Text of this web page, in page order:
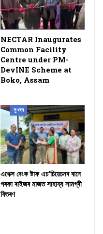
NECTAR Inaugurates
Common Facility
Centre under PM-
DevINE Scheme at
Boko, Assam
সুখবৰ
​এপেক্স বেংক ষ্টাফ এচ’চিয়েচনৰ বানে
গৰকা ৰাইজৰ মাজত সাহায্য সামগ্ৰী
বিতৰণ ​